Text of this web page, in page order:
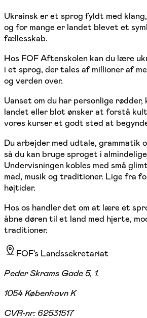
Ukrainsk er et sprog fyldt med
og for mange er landet blevet et
fællesskab.
Hos FOF Aftenskolen kan du lære
i et sprog, der tales af millioner af
og verden over.
Uanset om du har personlige rødder,
landet eller blot ønsker at forstå
vores kurser et godt sted at
Du arbejder med udtale, grammatik
så du kan bruge sproget i
Undervisningen kobles med små
mad, musik og traditioner. Lige fra
højtider.
Hos os handler det om at lære et
åbne døren til et land med hjerte,
traditioner.
FOF's Landssekretariat
Peder Skrams Gade 5, 1.
1054 København K
CVR-nr: 62531517